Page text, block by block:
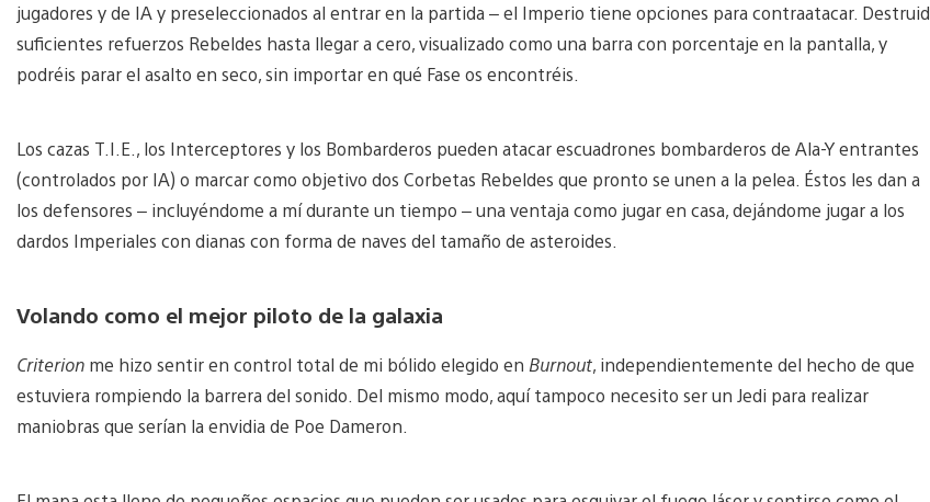
jugadores y de IA y preseleccionados al entrar en la partida – el Imperio tiene opciones para contraatacar. Destruid
suficientes refuerzos Rebeldes hasta llegar a cero, visualizado como una barra con porcentaje en la pantalla, y
podréis parar el asalto en seco, sin importar en qué Fase os encontréis.
Los cazas T.I.E., los Interceptores y los Bombarderos pueden atacar escuadrones bombarderos de Ala-Y entrantes
(controlados por IA) o marcar como objetivo dos Corbetas Rebeldes que pronto se unen a la pelea. Éstos les dan a
los defensores – incluyéndome a mí durante un tiempo – una ventaja como jugar en casa, dejándome jugar a los
dardos Imperiales con dianas con forma de naves del tamaño de asteroides.
Volando como el mejor piloto de la galaxia
Criterion me hizo sentir en control total de mi bólido elegido en Burnout, independientemente del hecho de que
estuviera rompiendo la barrera del sonido. Del mismo modo, aquí tampoco necesito ser un Jedi para realizar
maniobras que serían la envidia de Poe Dameron.